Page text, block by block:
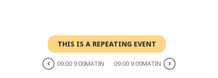
THIS IS A REPEATING EVENT
09:00 9:00MATIN 09:00 9:00MATIN